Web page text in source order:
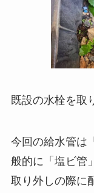
既設の水栓を取
今回の給水管は
般的に「塩ビ管
取り外しの際に